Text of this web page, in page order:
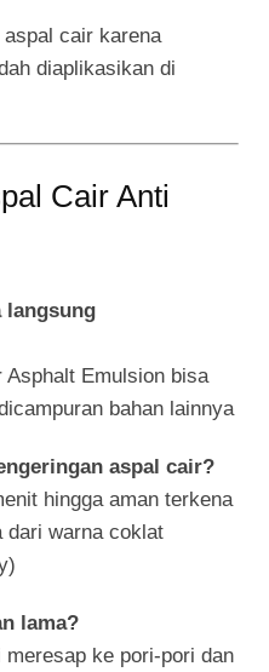
cair karena
diaplikasikan di
Cair Anti
langsung
Emulsion bisa
bahan lainnya
aspal cair?
hingga aman terkena
dari warna coklat
lama?
ke pori-pori dan